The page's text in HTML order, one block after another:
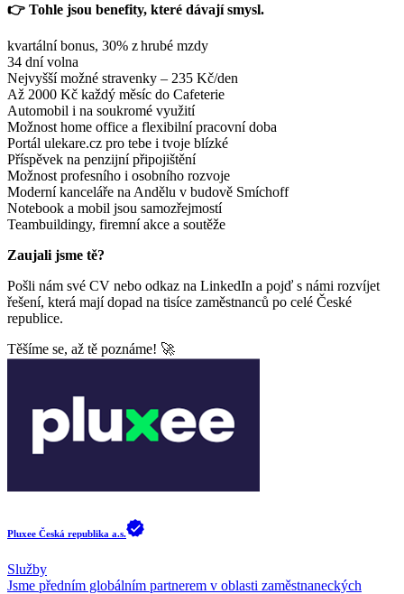
👉 Tohle jsou benefity, které dávají smysl.
kvartální bonus, 30% z hrubé mzdy
34 dní volna
Nejvyšší možné stravenky – 235 Kč/den
Až 2000 Kč každý měsíc do Cafeterie
Automobil i na soukromé využití
Možnost home office a flexibilní pracovní doba
Portál ulekare.cz pro tebe i tvoje blízké
Příspěvek na penzijní připojištění
Možnost profesního i osobního rozvoje
Moderní kanceláře na Andělu v budově Smíchoff
Notebook a mobil jsou samozřejmostí
Teambuildingy, firemní akce a soutěže
Zaujali jsme tě?
Pošli nám své CV nebo odkaz na LinkedIn a pojď s námi rozvíjet
řešení, která mají dopad na tisíce zaměstnanců po celé České
republice.
Těšíme se, až tě poznáme! 🚀
Pluxee Česká republika a.s.
Služby
Jsme předním globálním partnerem v oblasti zaměstnaneckých